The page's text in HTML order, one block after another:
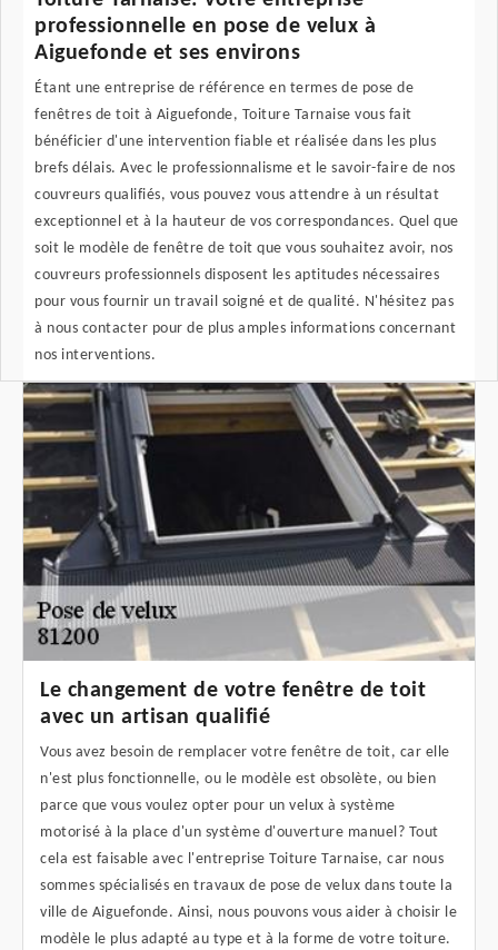
professionnelle en pose de velux à
Aiguefonde et ses environs
Étant une entreprise de référence en termes de pose de
fenêtres de toit à Aiguefonde, Toiture Tarnaise vous fait
bénéficier d'une intervention fiable et réalisée dans les plus
brefs délais. Avec le professionnalisme et le savoir-faire de nos
couvreurs qualifiés, vous pouvez vous attendre à un résultat
exceptionnel et à la hauteur de vos correspondances. Quel que
soit le modèle de fenêtre de toit que vous souhaitez avoir, nos
couvreurs professionnels disposent les aptitudes nécessaires
pour vous fournir un travail soigné et de qualité. N'hésitez pas
à nous contacter pour de plus amples informations concernant
nos interventions.
Le changement de votre fenêtre de toit
avec un artisan qualifié
Vous avez besoin de remplacer votre fenêtre de toit, car elle
n'est plus fonctionnelle, ou le modèle est obsolète, ou bien
parce que vous voulez opter pour un velux à système
motorisé à la place d'un système d'ouverture manuel? Tout
cela est faisable avec l'entreprise Toiture Tarnaise, car nous
sommes spécialisés en travaux de pose de velux dans toute la
ville de Aiguefonde. Ainsi, nous pouvons vous aider à choisir le
modèle le plus adapté au type et à la forme de votre toiture.